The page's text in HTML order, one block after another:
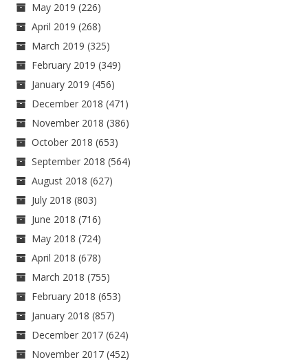
May 2019 (226)
April 2019 (268)
March 2019 (325)
February 2019 (349)
January 2019 (456)
December 2018 (471)
November 2018 (386)
October 2018 (653)
September 2018 (564)
August 2018 (627)
July 2018 (803)
June 2018 (716)
May 2018 (724)
April 2018 (678)
March 2018 (755)
February 2018 (653)
January 2018 (857)
December 2017 (624)
November 2017 (452)